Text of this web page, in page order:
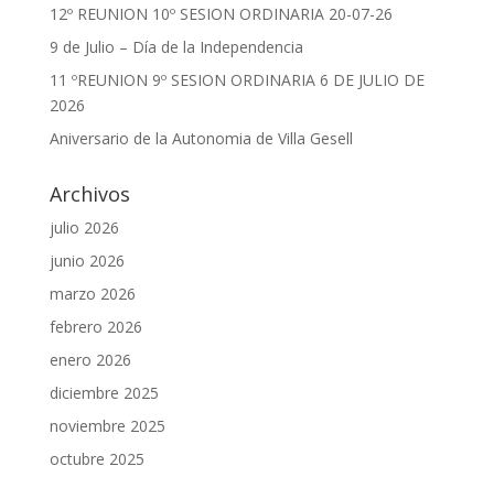
12º REUNION 10º SESION ORDINARIA 20-07-26
9 de Julio – Día de la Independencia
11 ºREUNION 9º SESION ORDINARIA 6 DE JULIO DE
2026
Aniversario de la Autonomia de Villa Gesell
Archivos
julio 2026
junio 2026
marzo 2026
febrero 2026
enero 2026
diciembre 2025
noviembre 2025
octubre 2025